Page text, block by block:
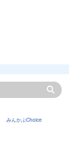
みんかぶChoice